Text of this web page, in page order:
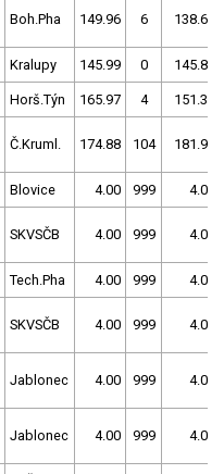
Boh.Pha 149.96 6 138.63
Kralupy 145.99 0 145.85
Horš.Týn 165.97 4 151.33
Č.Kruml. 174.88 104 181.91
Blovice 4.00 999 4.00
SKVSČB 4.00 999 4.00
Tech.Pha 4.00 999 4.00
SKVSČB 4.00 999 4.00
Jablonec 4.00 999 4.00
Jablonec 4.00 999 4.00